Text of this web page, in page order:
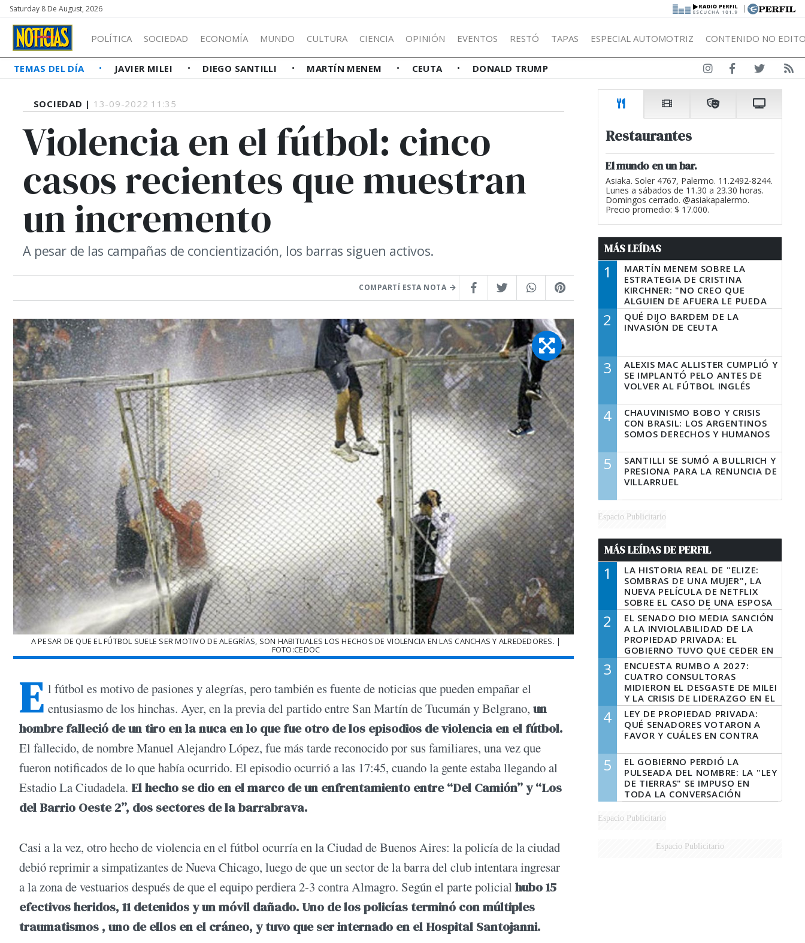
Saturday 8 De August, 2026 |
POLÍTICA SOCIEDAD ECONOMÍA MUNDO CULTURA CIENCIA OPINIÓN EVENTOS RESTÓ TAPAS ESPECIAL AUTOMOTRIZ CONTENIDO NO
TEMAS DEL DÍA JAVIER MILEI DIEGO SANTILLI MARTÍN MENEM CEUTA DONALD TRUMP
SOCIEDAD | 13-09-2022 11:35
Violencia en el fútbol: cinco
casos recientes que muestran
un incremento
A pesar de las campañas de concientización, los barras siguen activos.
COMPARTÍ ESTA NOTA
A PESAR DE QUE EL FÚTBOL SUELE SER MOTIVO DE ALEGRÍAS, SON HABITUALES LOS HECHOS DE VIOLENCIA EN LAS CANCHAS Y ALREDEDORES. |
FOTO:CEDOC
E l fútbol es motivo de pasiones y alegrías, pero también es fuente de noticias que pueden empañar el
entusiasmo de los hinchas. Ayer, en la previa del partido entre San Martín de Tucumán y Belgrano, un
hombre falleció de un tiro en la nuca en lo que fue otro de los episodios de violencia en el fútbol.
El fallecido, de nombre Manuel Alejandro López, fue más tarde reconocido por sus familiares, una vez que
fueron notificados de lo que había ocurrido. El episodio ocurrió a las 17:45, cuando la gente estaba llegando al
Estadio La Ciudadela. El hecho se dio en el marco de un enfrentamiento entre “Del Camión” y “Los
del Barrio Oeste 2”, dos sectores de la barrabrava.
Casi a la vez, otro hecho de violencia en el fútbol ocurría en la Ciudad de Buenos Aires: la policía de la ciudad
debió reprimir a simpatizantes de Nueva Chicago, luego de que un sector de la barra del club intentara ingresar
a la zona de vestuarios después de que el equipo perdiera 2-3 contra Almagro. Según el parte policial hubo 15
efectivos heridos, 11 detenidos y un móvil dañado. Uno de los policías terminó con múltiples
traumatismos , uno de ellos en el cráneo, y tuvo que ser internado en el Hospital Santojanni.
Restaurantes
El mundo en un bar.
Asiaka. Soler 4767, Palermo. 11.2492-8244.
Lunes a sábados de 11.30 a 23.30 horas.
Domingos cerrado. @asiakapalermo.
Precio promedio: $ 17.000.
MÁS LEÍDAS
1
MARTÍN MENEM SOBRE LA
ESTRATEGIA DE CRISTINA
KIRCHNER: "NO CREO QUE
ALGUIEN DE AFUERA LE PUEDA
DECIR A LA JUSTICIA LO QUE
TIENE QUE HACER"
2
QUÉ DIJO BARDEM DE LA
INVASIÓN DE CEUTA
3
ALEXIS MAC ALLISTER CUMPLIÓ Y
SE IMPLANTÓ PELO ANTES DE
VOLVER AL FÚTBOL INGLÉS
4
CHAUVINISMO BOBO Y CRISIS
CON BRASIL: LOS ARGENTINOS
SOMOS DERECHOS Y HUMANOS
5
SANTILLI SE SUMÓ A BULLRICH Y
PRESIONA PARA LA RENUNCIA DE
VILLARRUEL
Espacio Publicitario
MÁS LEÍDAS DE PERFIL
1
LA HISTORIA REAL DE "ELIZE:
SOMBRAS DE UNA MUJER", LA
NUEVA PELÍCULA DE NETFLIX
SOBRE EL CASO DE UNA ESPOSA
QUE DESCUARTIZÓ A SU
MARIDO
2
EL SENADO DIO MEDIA SANCIÓN
A LA INVIOLABILIDAD DE LA
PROPIEDAD PRIVADA: EL
GOBIERNO TUVO QUE CEDER EN
LA LEY DEL MANEJO DEL FUEGO
3
ENCUESTA RUMBO A 2027:
CUATRO CONSULTORAS
MIDIERON EL DESGASTE DE MILEI
Y LA CRISIS DE LIDERAZGO EN EL
PERONISMO
4
LEY DE PROPIEDAD PRIVADA:
QUÉ SENADORES VOTARON A
FAVOR Y CUÁLES EN CONTRA
5
EL GOBIERNO PERDIÓ LA
PULSEADA DEL NOMBRE: LA "LEY
DE TIERRAS" SE IMPUSO EN
TODA LA CONVERSACIÓN
DIGITAL
Espacio Publicitario
Espacio Publicitario